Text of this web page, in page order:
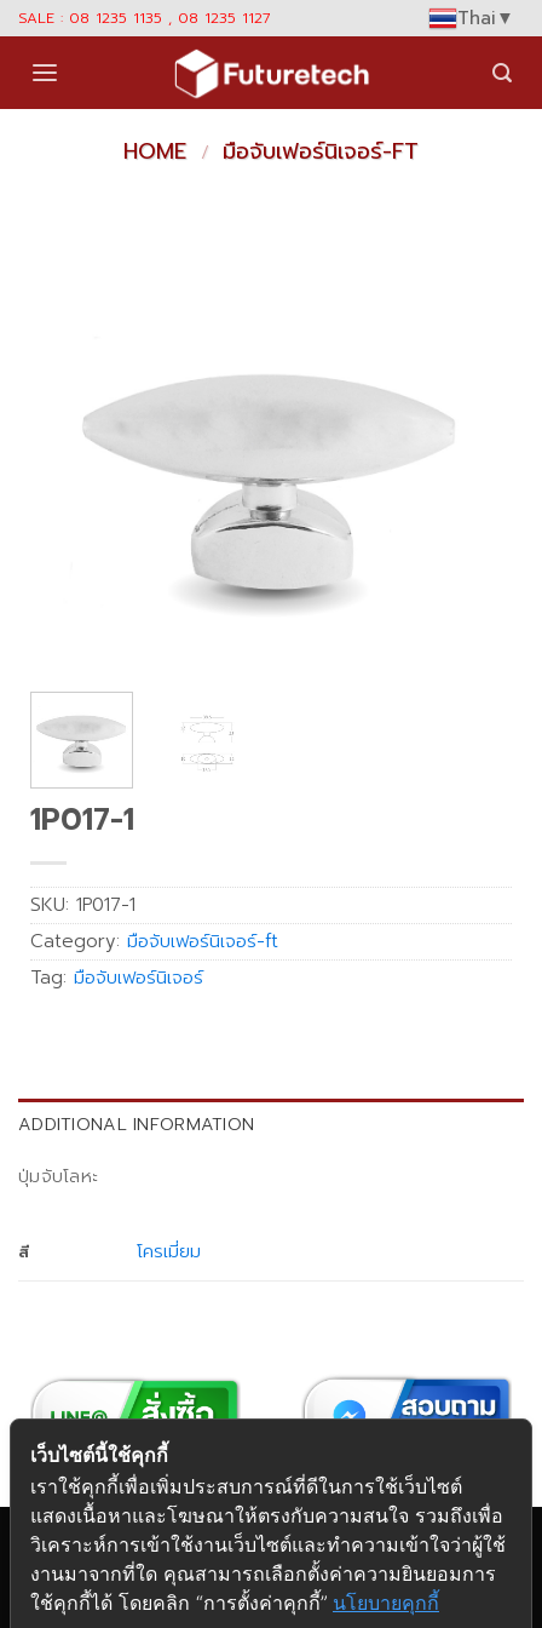
Skip
content
SALE : 08 1235 1135 , 08 1235 1127 Thai▼
HOME / มือจับเฟอร์นิเจอร์-FT
1P017-1
SKU: 1P017-1
Category: มือจับเฟอร์นิเจอร์-ft
Tag: มือจับเฟอร์นิเจอร์
ADDITIONAL INFORMATION
ปุ่มจับโลหะ
สี โครเมี่ยม
Copyright 2026 © Futuretech Intermarketing Co., Ltd.
ศูนย์รวมอุปกรณ์เฟอร์นิเจอร์ครบวงจร
เว็บไซต์นี้ใช้คุกกี้
เราใช้คุกกี้เพื่อเพิ่มประสบการณ์ที่ดีในการใช้เว็บไซต์
แสดงเนื้อหาและโฆษณาให้ตรงกับความสนใจ รวมถึงเพื่อ
วิเคราะห์การเข้าใช้งานเว็บไซต์และทำความเข้าใจว่าผู้ใช้
งานมาจากที่ใด คุณสามารถเลือกตั้งค่าความยินยอมการ
ใช้คุกกี้ได้ โดยคลิก “การตั้งค่าคุกกี้” นโยบายคุกกี้